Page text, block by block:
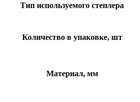
Тип используемого степлера
Количество в упаковке, шт
Материал, мм